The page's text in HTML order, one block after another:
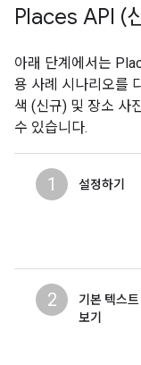
Places API (
아래 단계에서는
용 사례 시나리오를
색 (신규) 및 장소 사
수 있습니다.
1 설정하기
2
기본 텍스
보기